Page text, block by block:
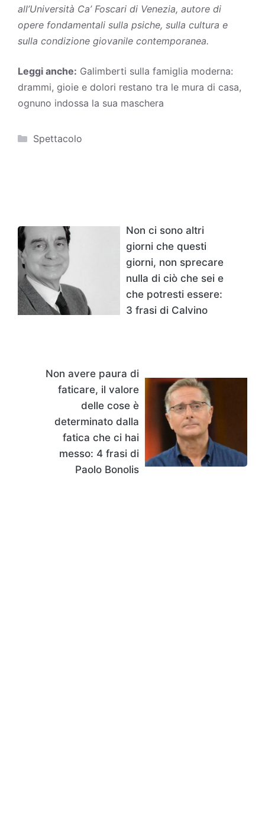
all’Università Ca’ Foscari di Venezia, autore di
opere fondamentali sulla psiche, sulla cultura e
sulla condizione giovanile contemporanea.
Leggi anche: Galimberti sulla famiglia moderna:
drammi, gioie e dolori restano tra le mura di casa,
ognuno indossa la sua maschera
Categorie
Spettacolo
Non ci sono altri
giorni che questi
giorni, non sprecare
nulla di ciò che sei e
che potresti essere:
3 frasi di Calvino
Non avere paura di
faticare, il valore
delle cose è
determinato dalla
fatica che ci hai
messo: 4 frasi di
Paolo Bonolis